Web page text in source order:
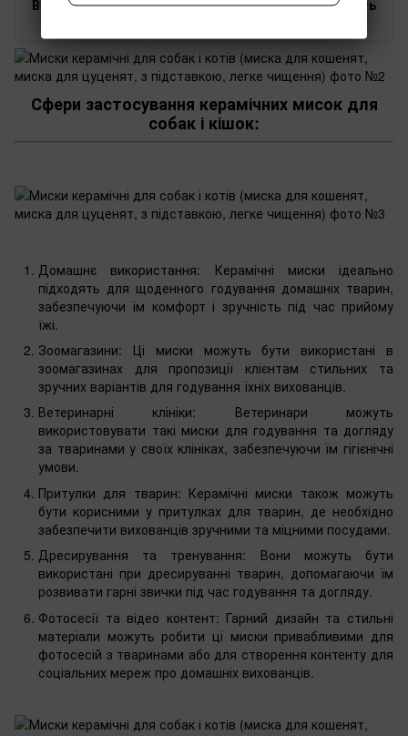
Важливо❗️ Миски керамічні для собак та котів мають
Сфери застосування керамічних мисок для
собак і кішок:
Домашнє використання: Керамічні миски ідеально
підходять для щоденного годування домашніх тварин,
забезпечуючи їм комфорт і зручність під час прийому
їжі.
Зоомагазини: Ці миски можуть бути використані в
зоомагазинах для пропозиції клієнтам стильних та
зручних варіантів для годування їхніх вихованців.
Ветеринарні клініки: Ветеринари можуть
використовувати такі миски для годування та догляду
за тваринами у своїх клініках, забезпечуючи їм гігієнічні
умови.
Притулки для тварин: Керамічні миски також можуть
бути корисними у притулках для тварин, де необхідно
забезпечити вихованців зручними та міцними посудами.
Дресирування та тренування: Вони можуть бути
використані при дресируванні тварин, допомагаючи їм
розвивати гарні звички під час годування та догляду.
Фотосесії та відео контент: Гарний дизайн та стильні
матеріали можуть робити ці миски привабливими для
фотосесій з тваринами або для створення контенту для
соціальних мереж про домашніх вихованців.